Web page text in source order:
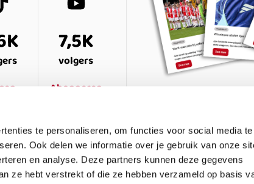
te personaliseren, om functies voor social media te
Ook delen we informatie over je gebruik van onze
en analyse. Deze partners kunnen deze gegevens
ze hebt verstrekt of die ze hebben verzameld op basis
7,5K
volgers
Abonneren